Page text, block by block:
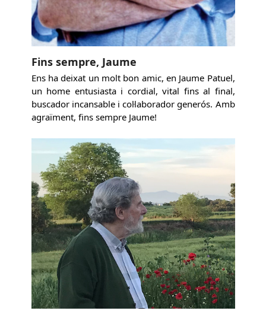
Fins sempre, Jaume
Ens ha deixat un molt bon amic, en Jaume Patuel,
un home entusiasta i cordial, vital fins al final,
buscador incansable i col·laborador generós. Amb
agraïment, fins sempre Jaume!